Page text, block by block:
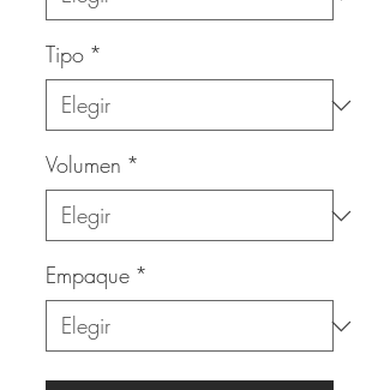
Tipo *
Volumen *
Empaque *